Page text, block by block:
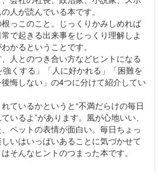
人が読んでいる本です。
っこのこと。じっくりかみしめれば
で起きる出来事をじっくり理解しよ
かるということです。
人とのつき合い方などヒントになる
くする」「人に好かれる」「困難を
悔しない」の4つに分けて紹介してい
ているかというと“不満だらけの毎日
いるよ”があります。風が心地いい、
ペットの表情が面白い。毎日ちょっ
いはいっぱいあることに気づかせて
そんなヒントのつまった本です。